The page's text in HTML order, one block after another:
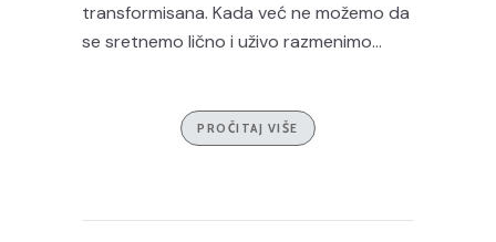
transformisana. Kada već ne možemo da
se sretnemo lično i uživo razmenimo...
PROČITAJ VIŠE